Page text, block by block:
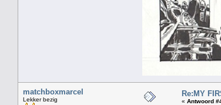
matchboxmarcel
Lekker bezig
Re:MY
« Antwoord